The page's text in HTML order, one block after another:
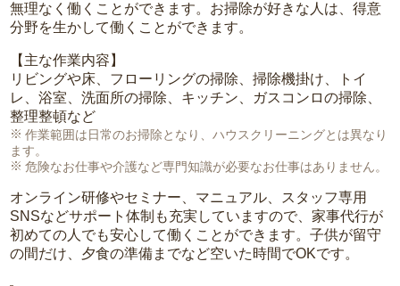
無理なく働くことができます。お掃除が好きな人は、得意
分野を生かして働くことができます。
【主な作業内容】
リビングや床、フローリングの掃除、掃除機掛け、トイ
レ、浴室、洗面所の掃除、キッチン、ガスコンロの掃除、
整理整頓など
作業範囲は日常のお掃除となり、ハウスクリーニングとは異なり
ます。
危険なお仕事や介護など専門知識が必要なお仕事はありません。
オンライン研修やセミナー、マニュアル、スタッフ専用
SNSなどサポート体制も充実していますので、家事代行が
初めての人でも安心して働くことができます。子供が留守
の間だけ、夕食の準備までなど空いた時間でOKです。